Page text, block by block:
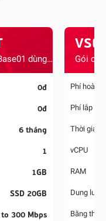
Gói cho thuê máy chủ ảo vServer Base01 dùng 06 tháng
0đ
0đ
6 tháng
1
1GB
SSD 20GB
to 300 Mbps
Phí hoà
Phí lắp đặt
Thời gian
vCPU
RAM
Dung
Băng